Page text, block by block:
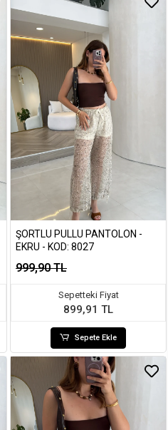
ŞORTLU PULLU PANTOLON -
EKRU - KOD: 8027
999,90 TL
Sepetteki Fiyat
899,91 TL
Sepete Ekle